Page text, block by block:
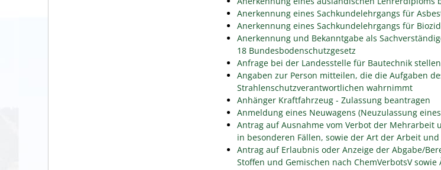
Anerkennung eines Sachkundelehrgangs für
Anerkennung eines Sachkundelehrgangs für
Anerkennung und Bekanntgabe als
18 Bundesbodenschutzgesetz
Anfrage bei der Landesstelle für Bautechnik stellen
Angaben zur Person mitteilen, die die Aufgaben
Strahlenschutzverantwortlichen wahrnimmt
Anhänger Kraftfahrzeug - Zulassung beantragen
Anmeldung eines Neuwagens (Neuzulassung
Antrag auf Ausnahme vom Verbot der Mehrarbeit
in besonderen Fällen, sowie der Art der Arbeit
Antrag auf Erlaubnis oder Anzeige der Abgabe/
Stoffen und Gemischen nach ChemVerbotsV